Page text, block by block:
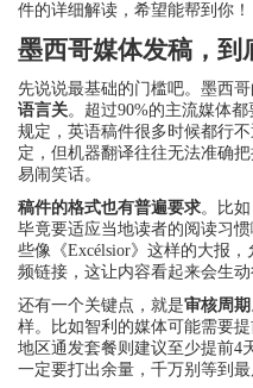
件的详细解读，希望能帮到你！
墨西哥媒体发稿，到
先说说最基础的门槛吧。墨西
语言关。超过90%的主流媒体
规定，英语稿件很多时候都行
定，但机器翻译往往无法准确
易闹笑话。
稿件的格式也有普遍要求。比
毕竟要适应当地读者的阅读习
些像《Excélsior》这样的大报
频链接，这让内容看起来会生动
还有一个关键点，就是审核周期
样。比如智利的媒体可能需要
地区通发套餐则建议至少提前4
一定要打出余量，千万别等到最